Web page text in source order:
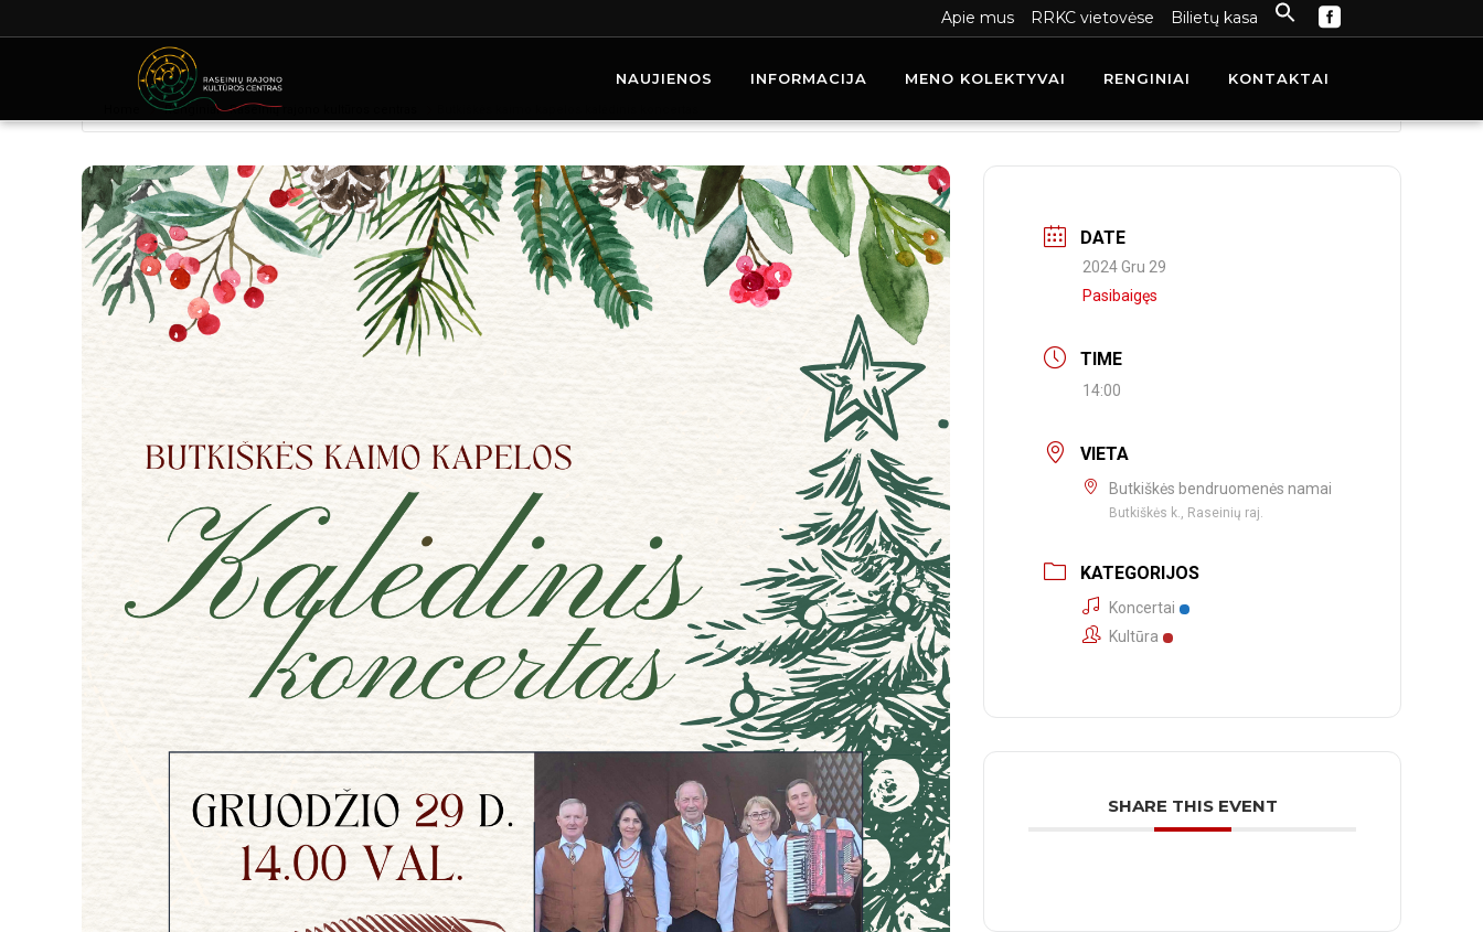
Apie mus RRKC vietovėse Bilietų kasa
NAUJIENOS INFORMACIJA MENO KOLEKTYVAI RENGINIAI KONTAKTAI
Renginiai - Raseinių rajono kultūros centras
DATE
2024 Gru 29
Pasibaigęs
TIME
14:00
VIETA
Butkiškės bendruomenės namai
Butkiškės k., Raseinių raj.
KATEGORIJOS
Koncertai
Kultūra
SHARE THIS EVENT